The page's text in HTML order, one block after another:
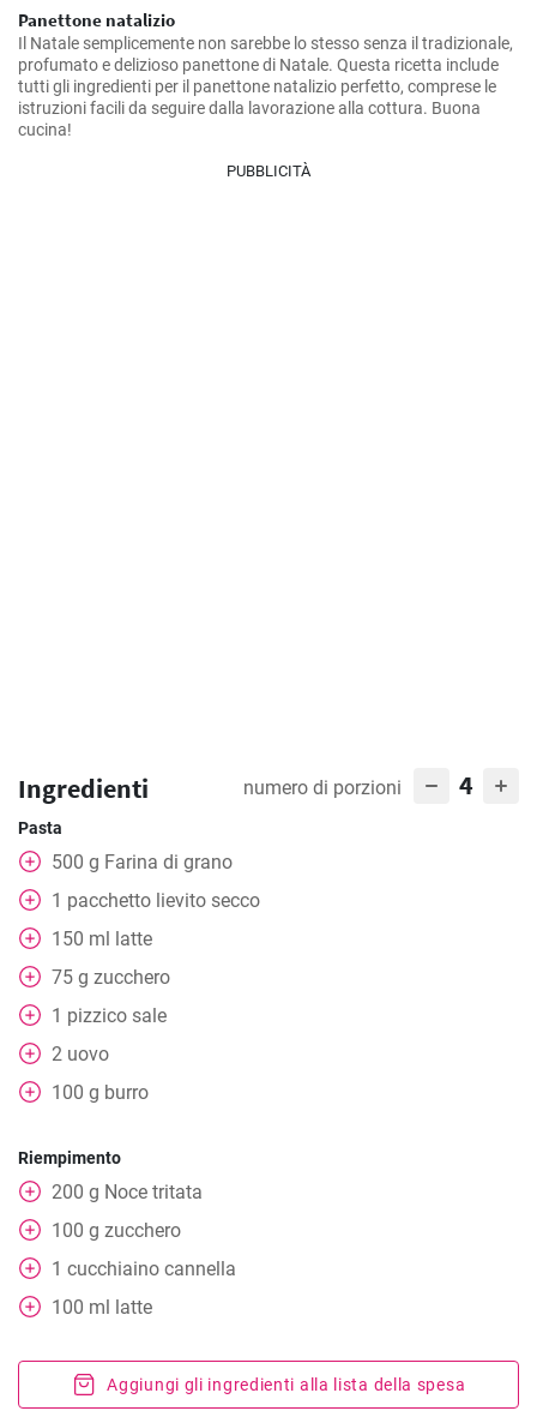
Panettone natalizio
Il Natale semplicemente non sarebbe lo stesso senza il tradizionale,
profumato e delizioso panettone di Natale. Questa ricetta include
tutti gli ingredienti per il panettone natalizio perfetto, comprese le
istruzioni facili da seguire dalla lavorazione alla cottura. Buona
cucina!
PUBBLICITÀ
Ingredienti numero di porzioni 4
Pasta
500 g Farina di grano
1 pacchetto lievito secco
150 ml latte
75 g zucchero
1 pizzico sale
2 uovo
100 g burro
Riempimento
200 g Noce tritata
100 g zucchero
1 cucchiaino cannella
100 ml latte
Aggiungi gli ingredienti alla lista della spesa